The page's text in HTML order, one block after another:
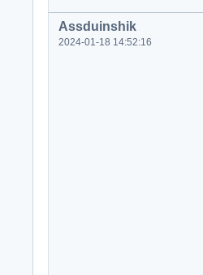
Assduinshik
2024-01-18 14:52:16